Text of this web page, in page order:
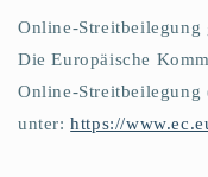
Online-Streitbeilegung
Die Europäische
Online-Streitbeilegung
unter:https://